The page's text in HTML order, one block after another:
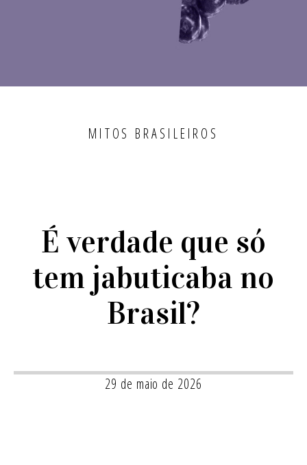
MITOS BRASILEIROS
É verdade que só
tem jabuticaba no
Brasil?
29 de maio de 2026